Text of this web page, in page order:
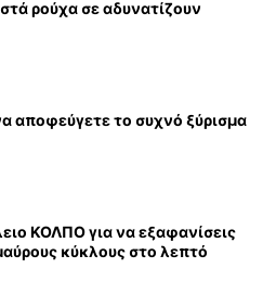
ρούχα σε αδυνατίζουν
αποφεύγετε το συχνό ξύρισμα
ΚΟΛΠΟ για να εξαφανίσεις
κύκλους στο λεπτό